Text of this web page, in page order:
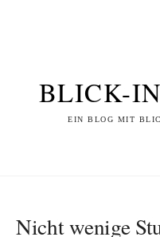
BLICK-
EIN BLOG MIT
Nicht wenige